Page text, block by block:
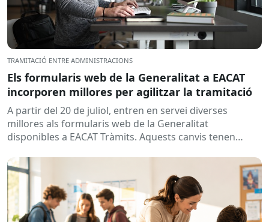
TRAMITACIÓ ENTRE ADMINISTRACIONS
Els formularis web de la Generalitat a EACAT
incorporen millores per agilitzar la tramitació
A partir del 20 de juliol, entren en servei diverses
millores als formularis web de la Generalitat
disponibles a EACAT Tràmits. Aquests canvis tenen